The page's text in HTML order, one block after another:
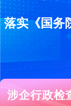
落实《国务
涉企行政检